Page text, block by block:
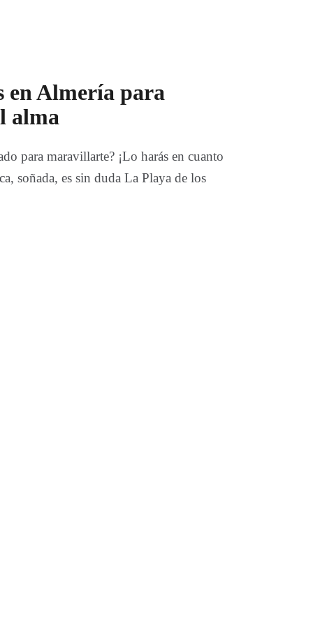
en Almería para
alma
para maravillarte? ¡Lo harás en cuanto
soñada, es sin duda La Playa de los